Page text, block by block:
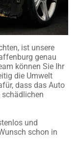
ist unsere
genau
können Sie Ihr
die Umwelt
dass das Auto
und
schon in